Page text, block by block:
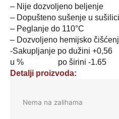
– Nije dozvoljeno beljenje
– Dopušteno sušenje u sušilici
– Peglanje do 110°C
– Dozvoljeno hemijsko
-Sakupljanje po dužini +0,56
u % po širini -1.65
Detalji proizvoda:
Nema na zalihama